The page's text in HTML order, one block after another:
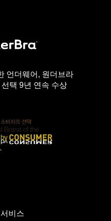
언더웨어, 원더브라
택 9년 연속 수상
서비스